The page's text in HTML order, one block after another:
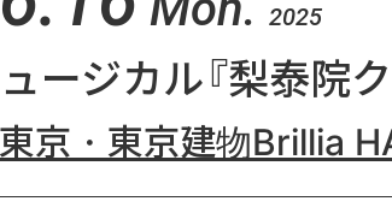
2025
ージカル『梨泰院ク
東京・東京建物Brillia